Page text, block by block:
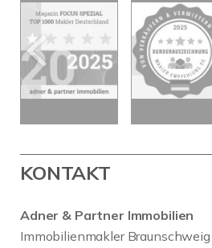
KONTAKT
Adner & Partner Immobilien
Immobilienmakler Braunschweig